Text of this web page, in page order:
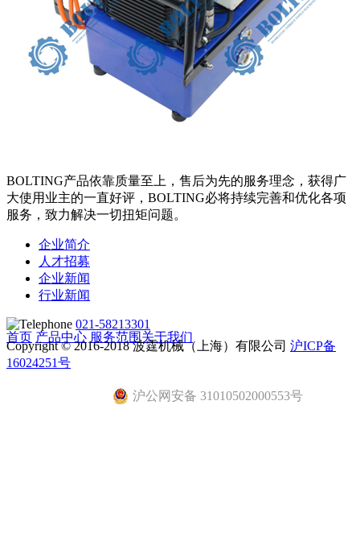
BOLTING产品依靠质量至上，售后为先的服务理念，获得广
大使用业主的一直好评，BOLTING必将持续完善和优化各项
服务，致力解决一切扭矩问题。
企业简介
人才招募
企业新闻
行业新闻
021-58213301
首页 产品中心 服务范围关于我们
Copyright © 2016-2018 波霆机械（上海）有限公司 沪ICP备
16024251号
沪公网安备 31010502000553号